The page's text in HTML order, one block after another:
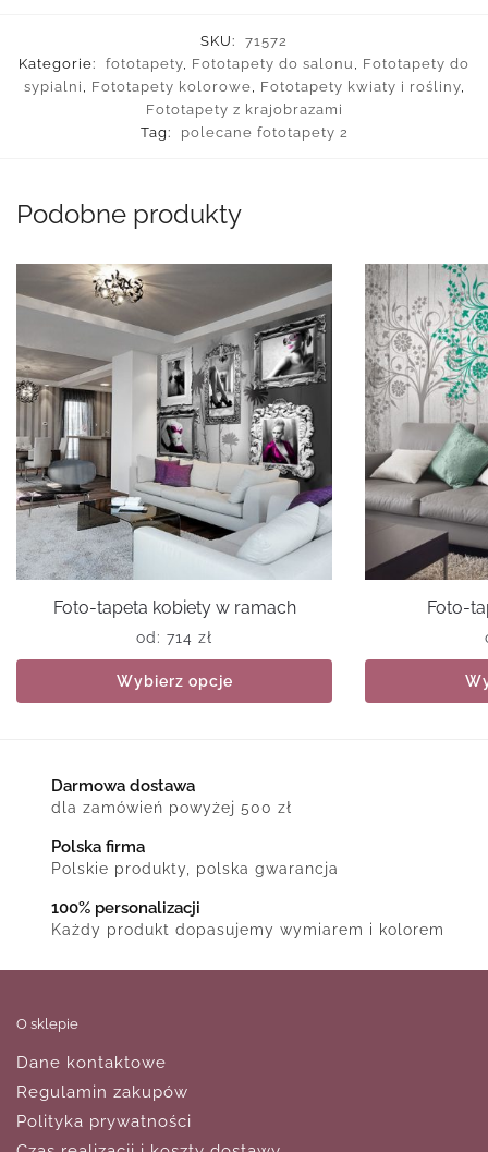
SKU:
71572
Kategorie:
fototapety, Fototapety do salonu , Fototapety do
sypialni , Fototapety kolorowe, Fototapety kwiaty i rośliny,
Fototapety z krajobrazami
Tag:
polecane fototapety 2
Podobne produkty
Foto-tapeta kobiety w ramach
od: 714 zł
Wybierz opcje
Foto-
Darmowa dostawa
dla zamówień powyżej 500 zł
Polska firma
Polskie produkty, polska gwarancja
100% personalizacji
Każdy produkt dopasujemy wymiarem i kolorem
O sklepie
Dane kontaktowe
Regulamin zakupów
Polityka prywatności